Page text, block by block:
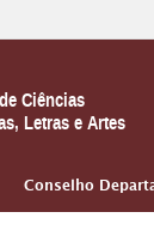
Ciências
Letras e Artes
Conselho